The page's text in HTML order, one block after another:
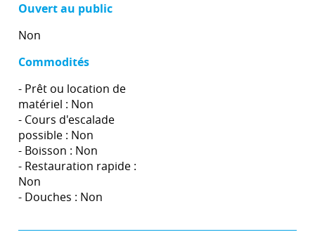
Ouvert au public
Non
Commodités
- Prêt ou location de
matériel : Non
- Cours d'escalade
possible : Non
- Boisson : Non
- Restauration rapide :
Non
- Douches : Non